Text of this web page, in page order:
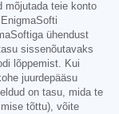
mõjutada teie konto
ühendust
sissenõutavaks
lõppemist. Kui
juurdepääsu
on tasu, mida te
tõttu), võite